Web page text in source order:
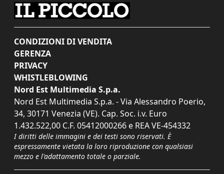
CONDIZIONI DI VENDITA
GERENZA
PRIVACY
WHISTLEBLOWING
Nord Est Multimedia S.p.a.
Nord Est Multimedia S.p.a. - Via Alessandro Poerio,
34, 30171 Venezia (VE). Cap. Soc. i.v. Euro
1.432.522,00 C.F. 05412000266 e REA VE-454332
I diritti delle immagini e dei testi sono riservati. È
espressamente vietata la loro riproduzione con qualsiasi
mezzo e l'adattamento totale o parziale.